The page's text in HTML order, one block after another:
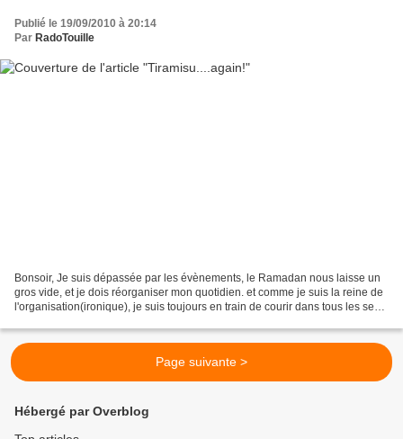
Publié le 19/09/2010 à 20:14
Par RadoTouille
Bonsoir, Je suis dépassée par les évènements, le Ramadan nous laisse un
gros vide, et je dois réorganiser mon quotidien. et comme je suis la reine de
l'organisation(ironique), je suis toujours en train de courir dans tous les sens,
Page suivante >
Hébergé par Overblog